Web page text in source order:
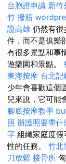
台胞證申請 新竹
竹 撥筋
證高雄 仍然有很
件，而不是俱樂
有很多景點和事
遊樂園和景點。
東海按摩 台北記
少年會喜歡這個
兒來說，它可能
腳底按摩教學
照 辦護照要帶什
字 組織家庭度
性的任務。 竹北
刀放鬆 接骨所